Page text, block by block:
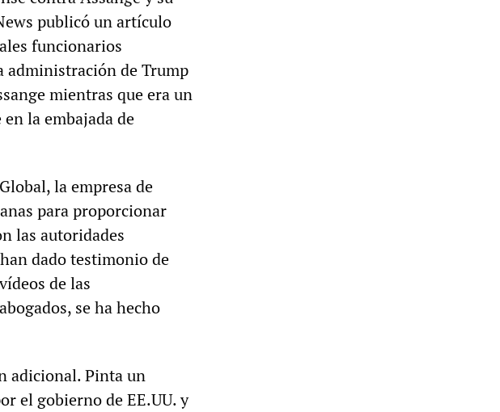
publicó un artículo
funcionarios
administración de Trump
mientras que era un
la embajada de
la empresa de
para proporcionar
las autoridades
dado testimonio de
de las
se ha hecho
adicional. Pinta un
el gobierno de EE.UU. y